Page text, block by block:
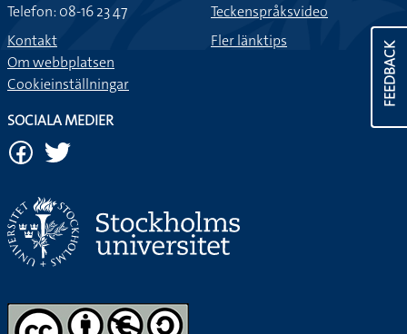
FEEDBACK
Telefon: 08-16 23 47
Kontakt
Om webbplatsen
Cookieinställningar
Teckenspråksvideo
Fler länktips
SOCIALA MEDIER